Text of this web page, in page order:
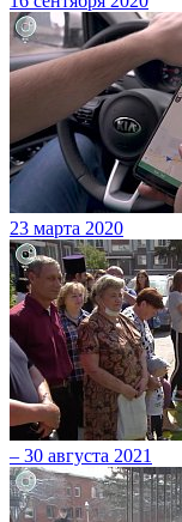
23 марта 2020
– 30 августа 2021